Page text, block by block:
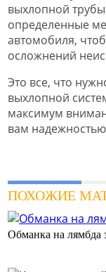
выхлопной
определенные
автомобиля,
осложнений
Это все, что
выхлопной
максимум
вам
ПОХОЖИЕ
Обманка на лямбда